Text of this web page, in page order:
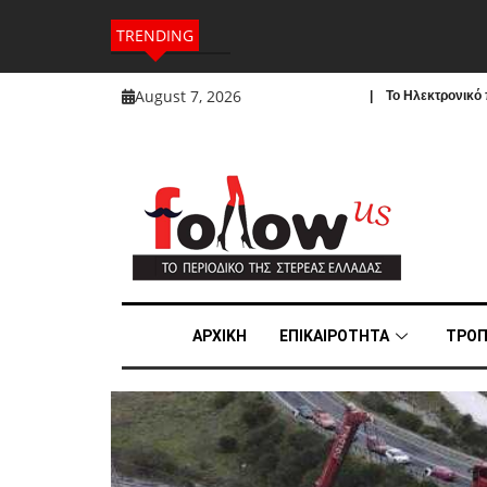
TRENDING
August 7, 2026 | To Ηλεκτρονικό
ΑΡΧΙΚΗ ΕΠΙΚΑΙΡΟΤΗΤΑ